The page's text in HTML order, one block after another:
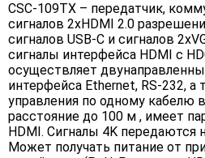
CSC-109TX – передатчик,
сигналов 2хHDMI 2.0
сигналов USB-C и сигналов
сигналы интерфейса HDMI c
осуществляет
интерфейса Ethernet, RS-232,
управления по одному кабелю
расстояние до 100 м , имеет
HDMI. Сигналы 4K передаются
Может получать питание от